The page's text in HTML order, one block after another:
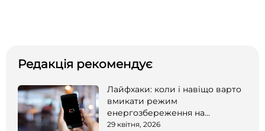
Редакція рекомендує
Лайфхаки: коли і навіщо варто
вмикати режим
енергозбереження на
смартфоні
29 квітня, 2026